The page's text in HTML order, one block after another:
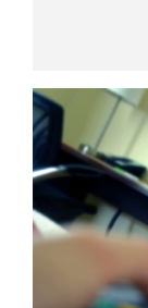
desecharlo o
con una